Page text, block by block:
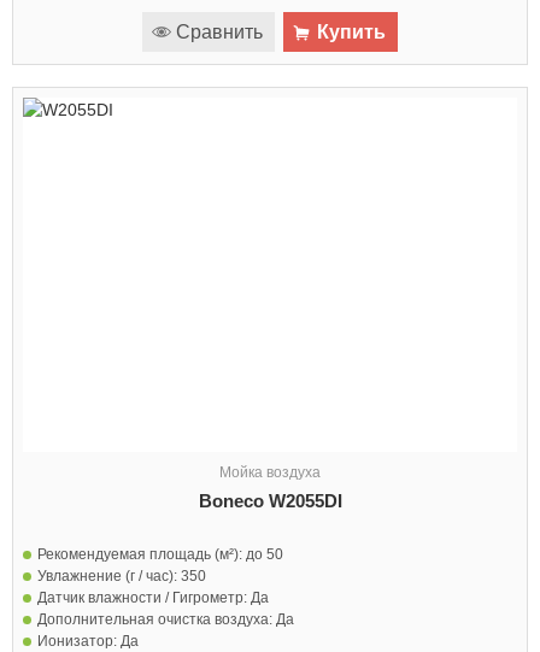
Сравнить Купить
Мойка воздуха
Boneco W2055DI
Рекомендуемая площадь (м²): до 50
Увлажнение (г / час): 350
Датчик влажности / Гигрометр: Да
Дополнительная очистка воздуха: Да
Ионизатор: Да